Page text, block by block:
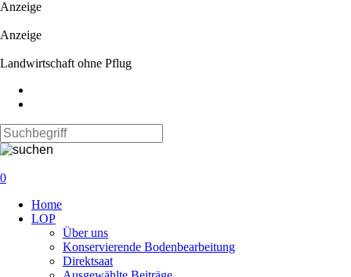
Anzeige
Anzeige
Landwirtschaft ohne Pflug
0
überspringen
Home
LOP
Über uns
Konservierende Bodenbearbeitung
Direktsaat